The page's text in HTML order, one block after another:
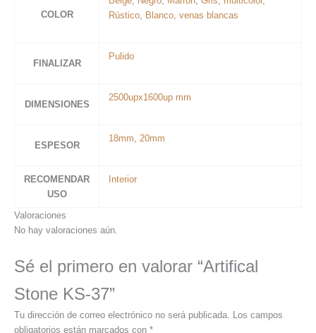
COLOR
Rústico, Blanco, venas blancas
FINALIZAR
Pulido
DIMENSIONES
2500upx1600up mm
ESPESOR
18mm, 20mm
RECOMENDAR
USO
Interior
Valoraciones
No hay valoraciones aún.
Sé el primero en valorar “Artifical
Stone KS-37”
Tu dirección de correo electrónico no será publicada.
Los campos
obligatorios están marcados con *